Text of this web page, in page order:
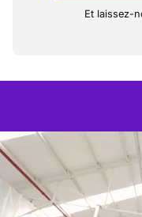
Et laissez-